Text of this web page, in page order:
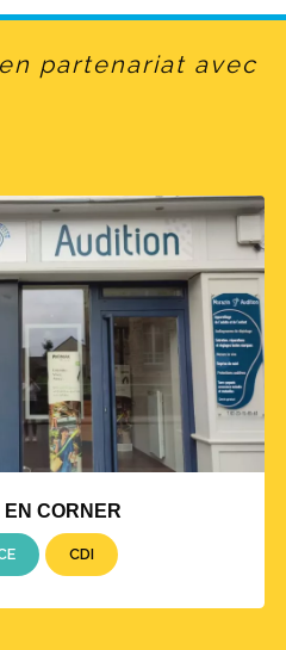
en partenariat avec
CORNER
CDI